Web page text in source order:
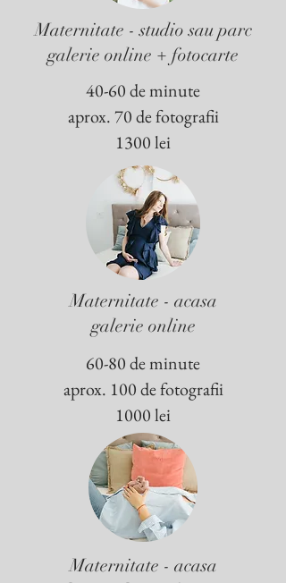
Maternitate - studio sau parc
galerie online + fotocarte
40-60 de minute
aprox. 70 de fotografii
1300 lei
Maternitate - acasa
galerie online
60-80 de minute
aprox. 100 de fotografii
1000 lei
Maternitate - acasa